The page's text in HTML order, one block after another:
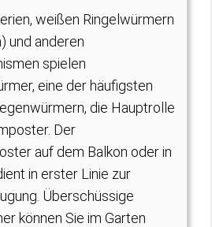
weißen Ringelwürmern
und anderen
spielen
eine der häufigsten
die Hauptrolle
Der
auf dem Balkon oder in
in erster Linie zur
Überschüssige
können Sie im Garten